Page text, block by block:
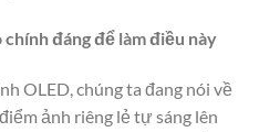
đáng để làm điều này
OLED, chúng ta đang nói về
ảnh riêng lẻ tự sáng lên